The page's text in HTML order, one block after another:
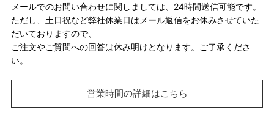
メールでのお問い合わせに関しましては、24時間送信可能です。
ただし、土日祝など弊社休業日はメール返信をお休みさせていた
だいておりますので、
ご注文やご質問への回答は休み明けとなります。ご了承くださ
い。
営業時間の詳細はこちら